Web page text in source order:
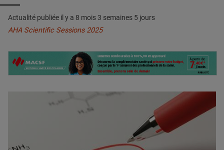
CONDITIONS GÉNÉRALES
CONTACT
Actualité publiée il y a 8 mois 3 semaines 5 jours
AHA Scientific Sessions 2025